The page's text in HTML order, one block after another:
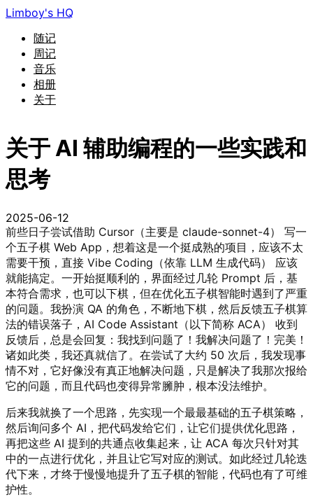
Limboy's HQ
随记
周记
音乐
相册
关于
关于 AI 辅助编程的一些实践和
思考
2025-06-12
前些日子尝试借助 Cursor（主要是 claude-sonnet-4） 写一
个五子棋 Web App，想着这是一个挺成熟的项目，应该不太
需要干预，直接 Vibe Coding（依靠 LLM 生成代码） 应该
就能搞定。一开始挺顺利的，界面经过几轮 Prompt 后，基
本符合需求，也可以下棋，但在优化五子棋智能时遇到了严重
的问题。我扮演 QA 的角色，不断地下棋，然后反馈五子棋算
法的错误落子，AI Code Assistant（以下简称 ACA） 收到
反馈后，总是会回复：我找到问题了！我解决问题了！完美！
诸如此类，我还真就信了。在尝试了大约 50 次后，我发现事
情不对，它好像没有真正地解决问题，只是解决了我那次报给
它的问题，而且代码也变得异常臃肿，根本没法维护。
后来我就换了一个思路，先实现一个最最基础的五子棋策略，
然后询问多个 AI，把代码发给它们，让它们提供优化思路，
再把这些 AI 提到的共通点收集起来，让 ACA 每次只针对其
中的一点进行优化，并且让它写对应的测试。如此经过几轮迭
代下来，才终于慢慢地提升了五子棋的智能，代码也有了可维
护性。